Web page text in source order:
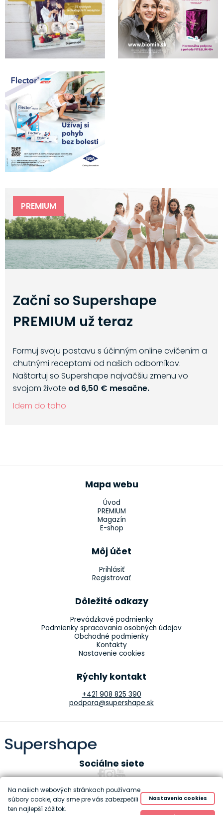
PREMIUM
Začni so Supershape
PREMIUM už teraz
Formuj svoju postavu s účinným online cvičením a
chutnými receptami od našich odborníkov.
Naštartuj so Supershape najväčšiu zmenu vo
svojom živote od 6,50 € mesačne.
Idem do toho
Mapa webu
Úvod
PREMIUM
Magazín
E-shop
Môj účet
Prihlásiť
Registrovať
Dôležité odkazy
Prevádzkové podmienky
Podmienky spracovania osobných údajov
Obchodné podmienky
Kontakty
Nastavenie cookies
Rýchly kontakt
+421 908 825 390
podpora@supershape.sk
Sociálne siete
Copyright 2010-2026 Supershape
Na našich webových stránkach používame
súbory cookie, aby sme pre vás zabezpečili
ten najlepší zážitok.
Nastavenia cookies